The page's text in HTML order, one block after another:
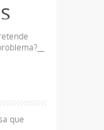
que